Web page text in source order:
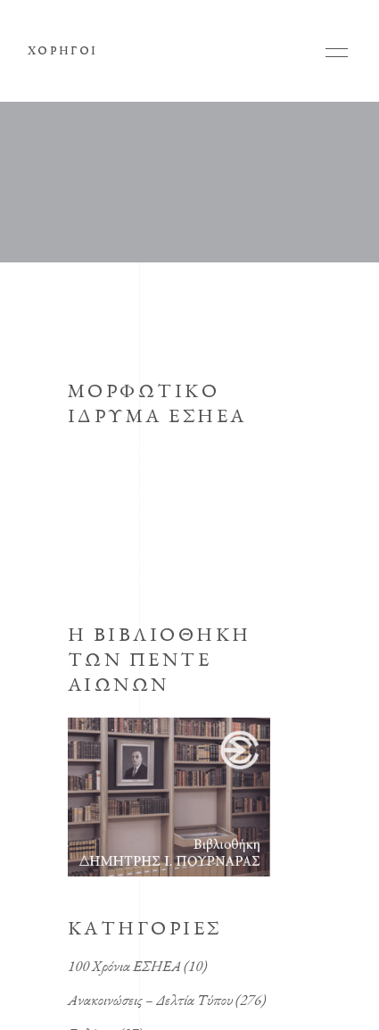
ΧΟΡΗΓΟΙ
ΜΟΡΦΩΤΙΚΟ
ΙΔΡΥΜΑ ΕΣΗΕΑ
Η ΒΙΒΛΙΟΘΗΚΗ
ΤΩΝ ΠΕΝΤΕ
ΑΙΩΝΩΝ
KΑΤΗΓΟΡΙΕΣ
100 Χρόνια ΕΣΗΕΑ(10)
Ανακοινώσεις – Δελτία Τύπου(276)